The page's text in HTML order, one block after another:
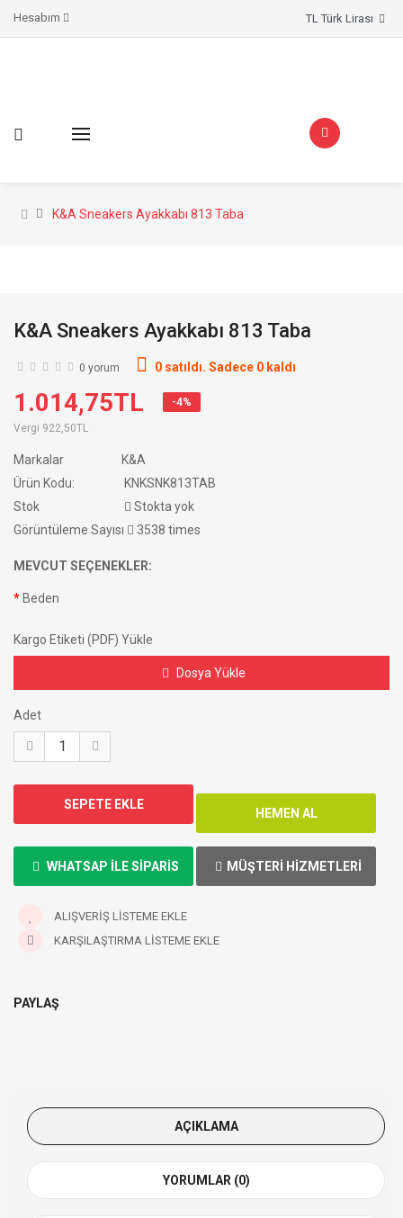
Hesabım
K&A Sneakers Ayakkabı 813 Taba
K&A Sneakers Ayakkabı 813 Taba
0 yorum 0 satıldı. Sadece 0 kaldı
1.014,75TL -4%
Vergi 922,50TL
Markalar
K&A
Ürün Kodu:
KNKSNK813TAB
Stok
Stokta yok
Görüntüleme Sayısı
3538 times
MEVCUT SEÇENEKLER:
Beden
Kargo Etiketi (PDF) Yükle
Dosya Yükle
Adet
WHATSAP ILE SIPARIS MÜŞTERI HIZMETLERI
ALIŞVERIŞ LISTEME EKLE
KARŞILAŞTIRMA LISTEME EKLE
PAYLAŞ
AÇIKLAMA
YORUMLAR (0)